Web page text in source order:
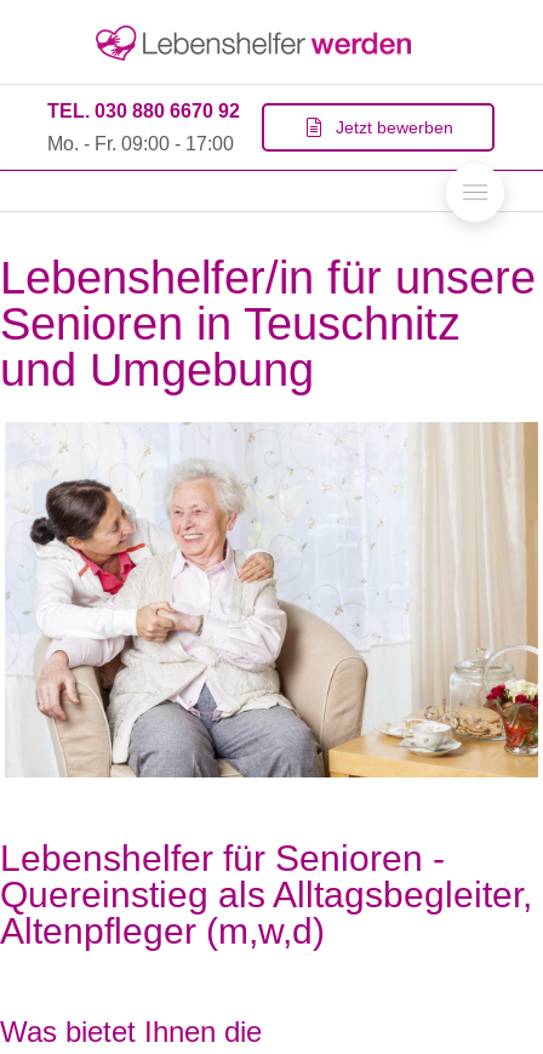
TEL. 030 880 6670 92
Mo. - Fr. 09:00 - 17:00
Jetzt bewerben
Lebenshelfer/in für unsere
Senioren in Teuschnitz
und Umgebung
Lebenshelfer für Senioren -
Quereinstieg als Alltagsbegleiter,
Altenpfleger (m,w,d)
Was bietet Ihnen die